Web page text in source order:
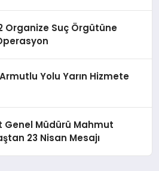
Organize Suç Örgütüne
Yolu Yarın Hizmete
Genel Müdürü Mahmut
23 Nisan Mesajı